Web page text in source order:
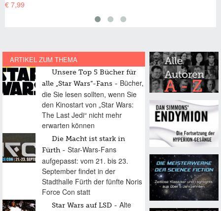
ARTIKEL ZUM THEMA
Unsere Top 5 Bücher für
alle „Star Wars“-Fans
Bücher,
die Sie lesen sollten, wenn Sie
den Kinostart von „Star Wars:
The Last Jedi“ nicht mehr
erwarten können
Die Macht ist stark in
Fürth
Star-Wars-Fans
aufgepasst: vom 21. bis 23.
September findet in der
Stadthalle Fürth der fünfte Noris
Force Con statt
Star Wars auf LSD
Alte